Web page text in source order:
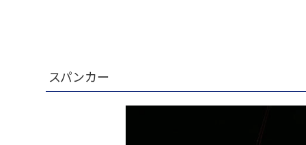
スパンカー